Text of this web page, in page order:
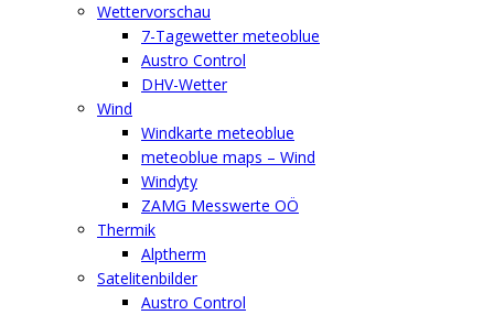
Wettervorschau
7-Tagewetter meteoblue
Austro Control
DHV-Wetter
Wind
Windkarte meteoblue
meteoblue maps – Wind
Windyty
ZAMG Messwerte OÖ
Thermik
Alptherm
Satelitenbilder
Austro Control